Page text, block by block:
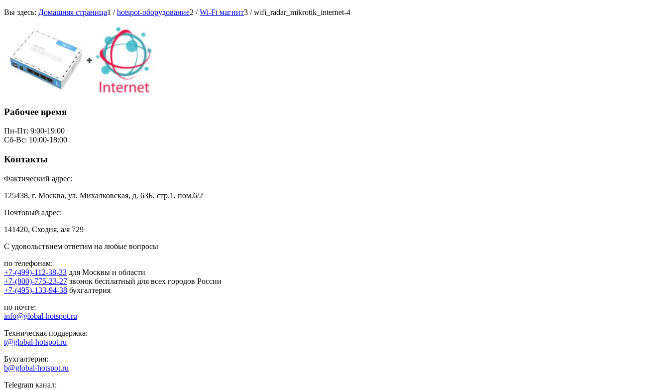
Вы здесь: Домашняя страница1 / hotspot-оборудование2 / Wi-Fi магнит3 / wifi_radar_mikrotik_internet-4
Рабочее время
Пн-Пт: 9:00-19:00
Сб-Вс: 10:00-18:00
Контакты
Фактический адрес:
125438, г. Москва, ул. Михалковская, д. 63Б, стр.1, пом.6/2
Почтовый адрес:
141420, Сходня, а/я 729
С удовольствием ответим на любые вопросы
по телефонам:
+7-(499)-112-38-33 для Москвы и области
+7-(800)-775-23-27 звонок бесплатный для всех городов России
+7-(495)-133-94-38 бухгалтерия
по почте:
info@global-hotspot.ru
Техническая поддержка:
t@global-hotspot.ru
Бухгалтерия:
b@global-hotspot.ru
Telegram канал: